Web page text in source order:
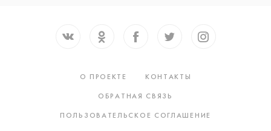
О ПРОЕКТЕ
КОНТАКТЫ
ОБРАТНАЯ СВЯЗЬ
ПОЛЬЗОВАТЕЛЬСКОЕ СОГЛАШЕНИЕ